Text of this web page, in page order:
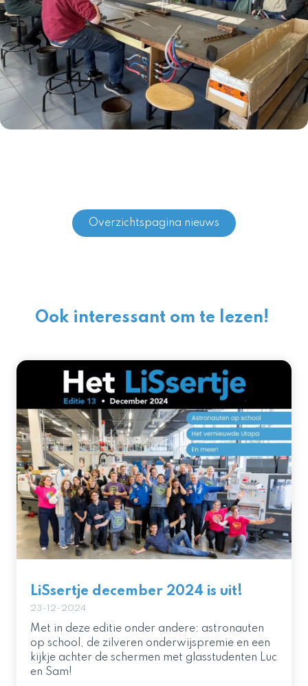
Overzichtspagina nieuws
Ook interessant om te lezen!
LiSsertje december 2024 is uit!
23-12-2024
Met in deze editie onder andere: astronauten
op school, de zilveren onderwijspremie en een
kijkje achter de schermen met glasstudenten Luc
en Sam!